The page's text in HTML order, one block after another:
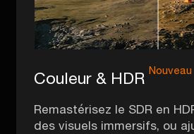
Couleur & HDR Nouveau
Remastérisez le SDR en
des visuels immersifs, ou